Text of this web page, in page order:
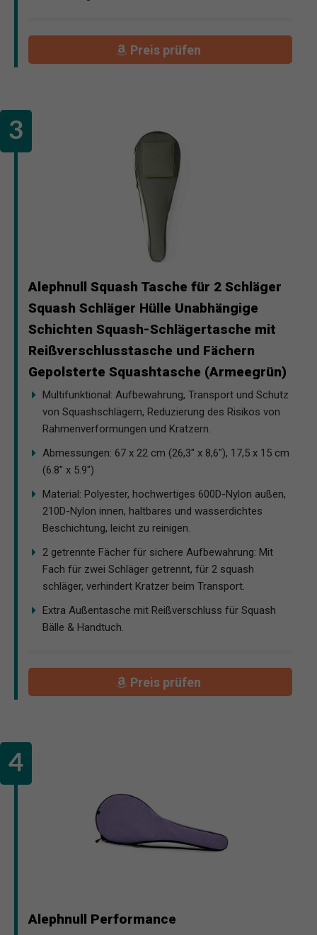
Preis prüfen
Alephnull Squash Tasche für 2 Schläger
Squash Schläger Hülle Unabhängige
Schichten Squash-Schlägertasche mit
Reißverschlusstasche und Fächern
Gepolsterte Squashtasche (Armeegrün)
Multifunktional: Aufbewahrung, Transport und Schutz
von Squashschlägern, Reduzierung des Risikos von
Rahmenverformungen und Kratzern.
Abmessungen: 67 x 22 cm (26,3" x 8,6"), 17,5 x 15 cm
(6.8" x 5.9")
Material: Polyester, hochwertiges 600D-Nylon außen,
210D-Nylon innen, haltbares und wasserdichtes
Beschichtung, leicht zu reinigen.
2 getrennte Fächer​​ für sichere Aufbewahrung: Mit
Fach für zwei Schläger getrennt, für 2 squash
schläger, verhindert Kratzer beim Transport.
Extra Außentasche mit Reißverschluss für Squash
Bälle & Handtuch.
Preis prüfen
Alephnull Performance